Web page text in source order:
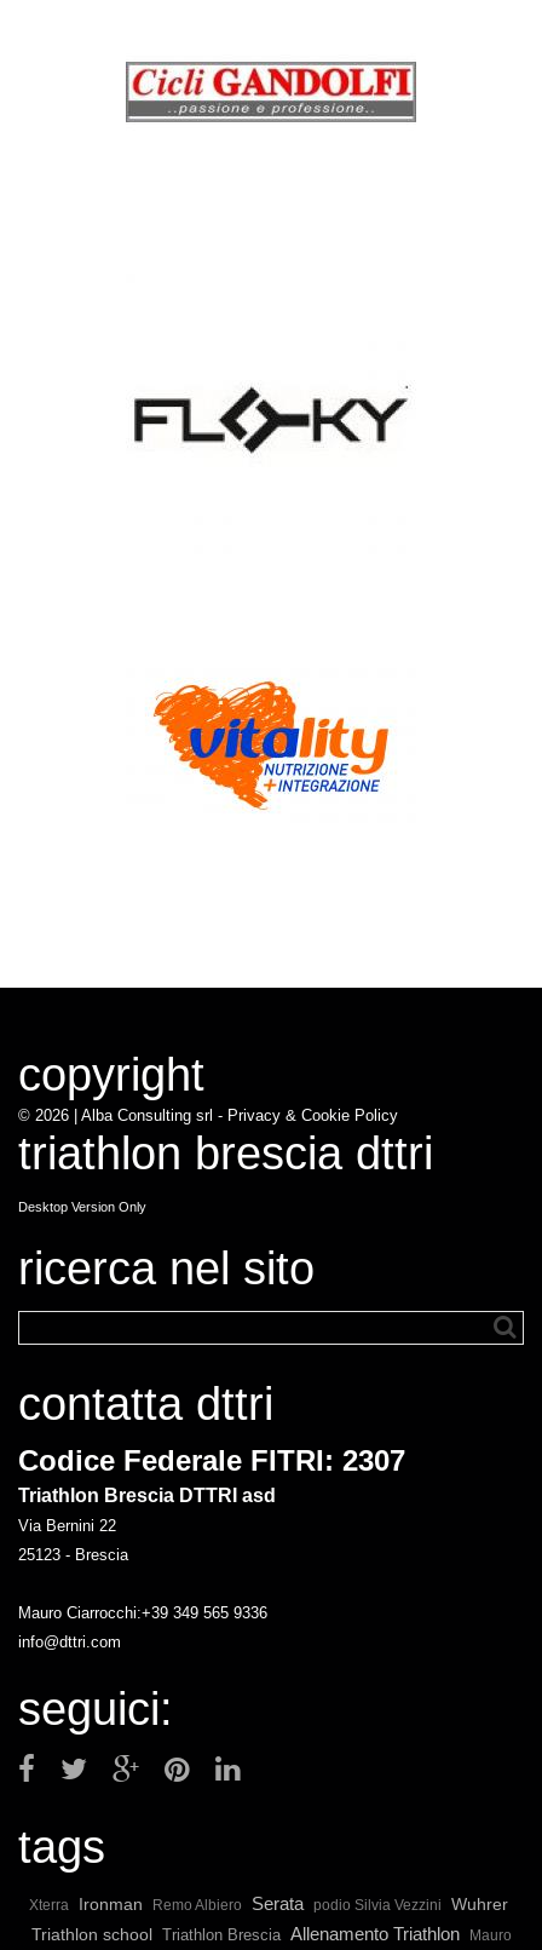
copyright
© 2026 | Alba Consulting srl - Privacy & Cookie Policy
triathlon brescia dttri
Desktop Version Only
ricerca nel sito
contatta dttri
Codice Federale FITRI: 2307
Triathlon Brescia DTTRI asd
Via Bernini 22
25123 - Brescia
Mauro Ciarrocchi:+39 349 565 9336
info@dttri.com
seguici:
tags
Xterra Ironman Remo Albiero Serata podio Silvia Vezzini
Wuhrer
Triathlon school Triathlon Brescia Allenamento Triathlon Mauro